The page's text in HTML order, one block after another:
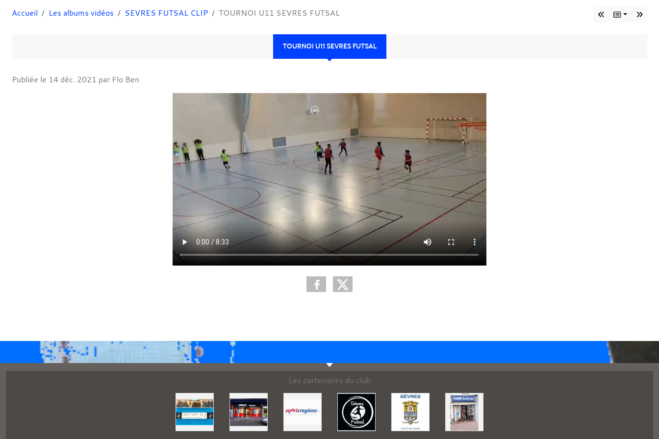
Accueil Les albums vidéos SEVRES FUTSAL CLIP TOURNOI U11 SEVRES FUTSAL
TOURNOI U11 SEVRES FUTSAL
Publiée le 14 déc. 2021 par Flo Ben
Les partenaires du club